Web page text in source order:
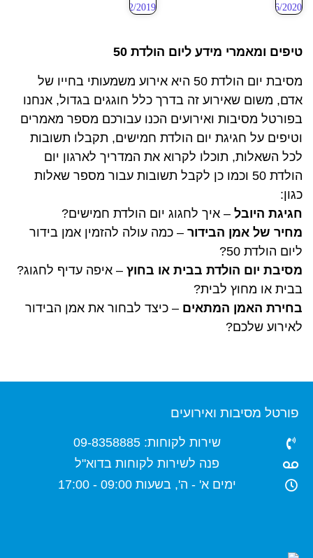
17/06/2020
25/12/2019
טיפים ומאמרי מידע ליום הולדת 50
מסיבת יום הולדת 50 היא אירוע משמעותי בחייו של
אדם, משום שאירוע זה בדרך כלל חוגגים בגדול, אנחנו
בפורטל מסיבות ואירועים הכנו עבורכם מספר מאמרים
וטיפים על חגיגת יום הולדת חמישים, תקבלו תשובות
לכל השאלות, תוכלו לקרוא את המדריך לארגון יום
הולדת 50 וכמו כן לקבל תשובות עבור מספר שאלות
כגון:
חגיגת היובל – איך לחגוג יום הולדת חמישים?
מחיר של אמן הבידור – כמה עולה להזמין אמן בידור
ליום הולדת 50?
מסיבת יום הולדת בבית או בחוץ – איפה עדיף לחגוג?
בבית או מחוץ לבית?
בחירת האמן המתאים – כיצד לבחור את אמן הבידור
לאירוע שלכם?
פורטל מסיבות ואירועים
שירות לקוחות: 09-8358885
פנה לשירות לקוחות בדוא"ל
ימים א' - ה', בשעות 09:00 - 17:00